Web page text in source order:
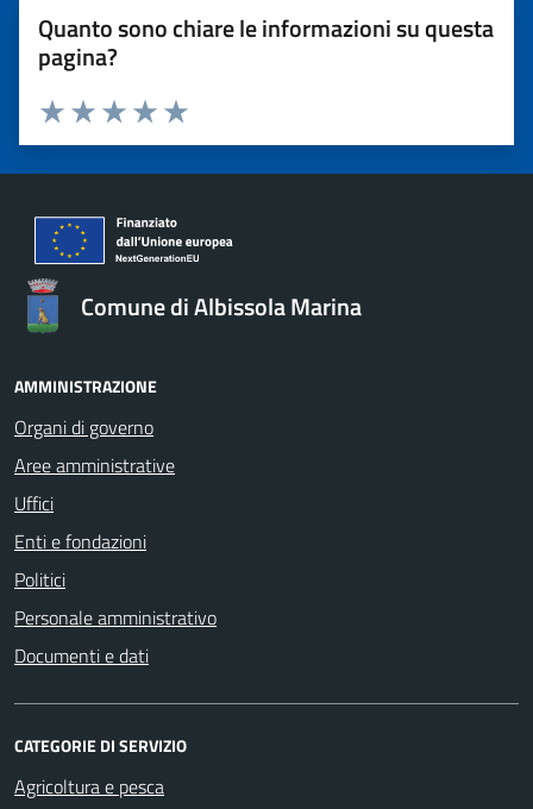
Quanto sono chiare le informazioni su questa
pagina?
Valuta 5 stelle su 5
Valuta 4 stelle su 5
Valuta 3 stelle su 5
Valuta 2 stelle su 5
Valuta 1 stelle su 5
Comune di Albissola Marina
AMMINISTRAZIONE
Organi di governo
Aree amministrative
Uffici
Enti e fondazioni
Politici
Personale amministrativo
Documenti e dati
CATEGORIE DI SERVIZIO
Agricoltura e pesca